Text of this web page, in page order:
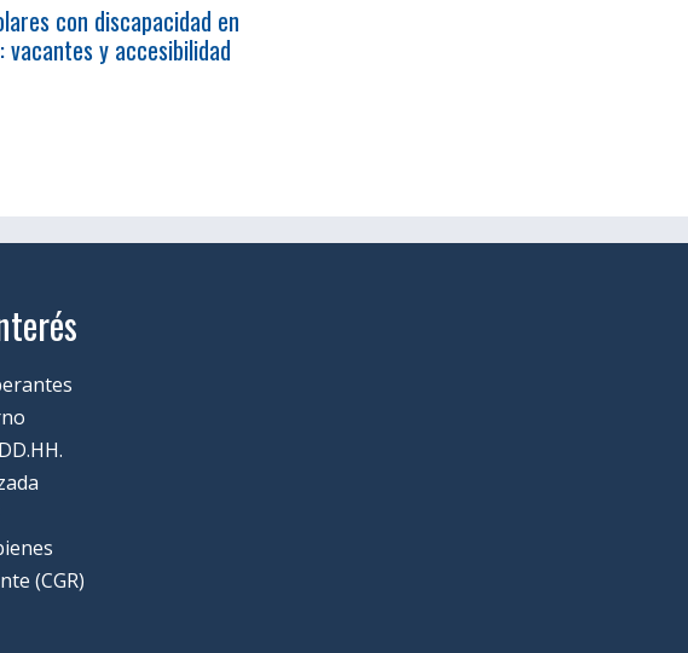
con discapacidad en
y accesibilidad
(CGR)